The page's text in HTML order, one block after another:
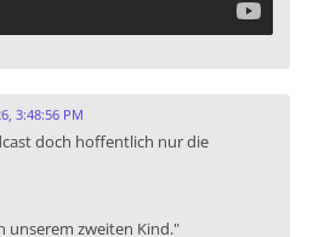
3:48:56 PM
doch hoffentlich nur die
unserem zweiten Kind."